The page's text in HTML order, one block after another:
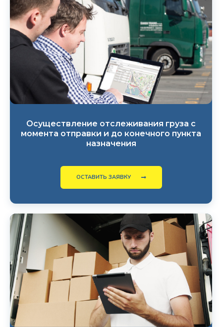
Осуществление отслеживания груза с
момента отправки и до конечного пункта
назначения
ОСТАВИТЬ ЗАЯВКУ